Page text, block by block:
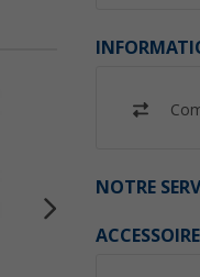
NOTRE
Panneau